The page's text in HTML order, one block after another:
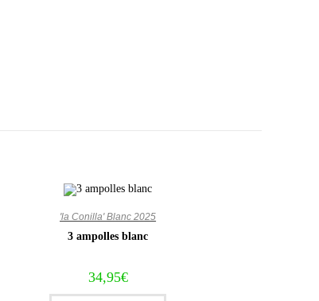
'la Conilla' Blanc 2025
3 ampolles blanc
34,95€